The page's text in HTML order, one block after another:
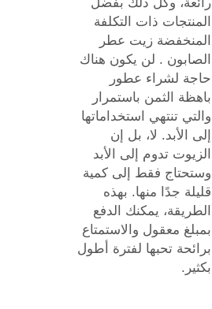
رائعة، وكل ذلك بفضل
المنتجات ذات التكلفة
المنخفضة زيت عطر
الصابون . لن يكون هناك
حاجة لشراء عطور
باهظة الثمن باستمرار
والتي تنتهي استخداماتها
إلى الأبد. لا، بل إن
الزيوت تدوم إلى الأبد
وستحتاج فقط إلى كمية
قليلة جدًا منها. بهذه
الطريقة، يمكنك الدفع
بمبلغ معقول والاستمتاع
برائحة تحبها لفترة أطول
بكثير.